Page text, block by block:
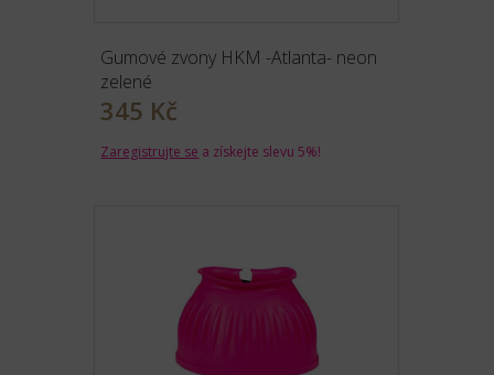
Gumové zvony HKM -Atlanta- neon
zelené
345 Kč
Zaregistrujte se a získejte slevu 5%!